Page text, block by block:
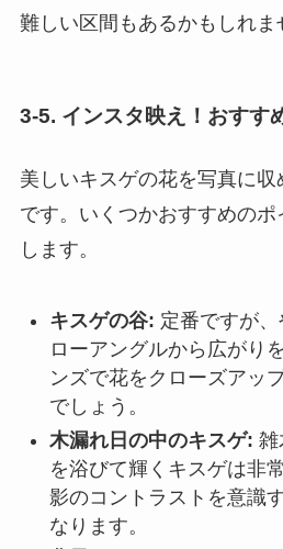
難しい区間もあるかもしれま
3-5. インスタ映え！おすす
美しいキスゲの花を写真に
です。いくつかおすすめの
します。
キスゲの谷: 定番ですが、
ローアングルから広がり
ンズで花をクローズアッ
でしょう。
木漏れ日の中のキスゲ: 雑
を浴びて輝くキスゲは非
影のコントラストを意識
なります。